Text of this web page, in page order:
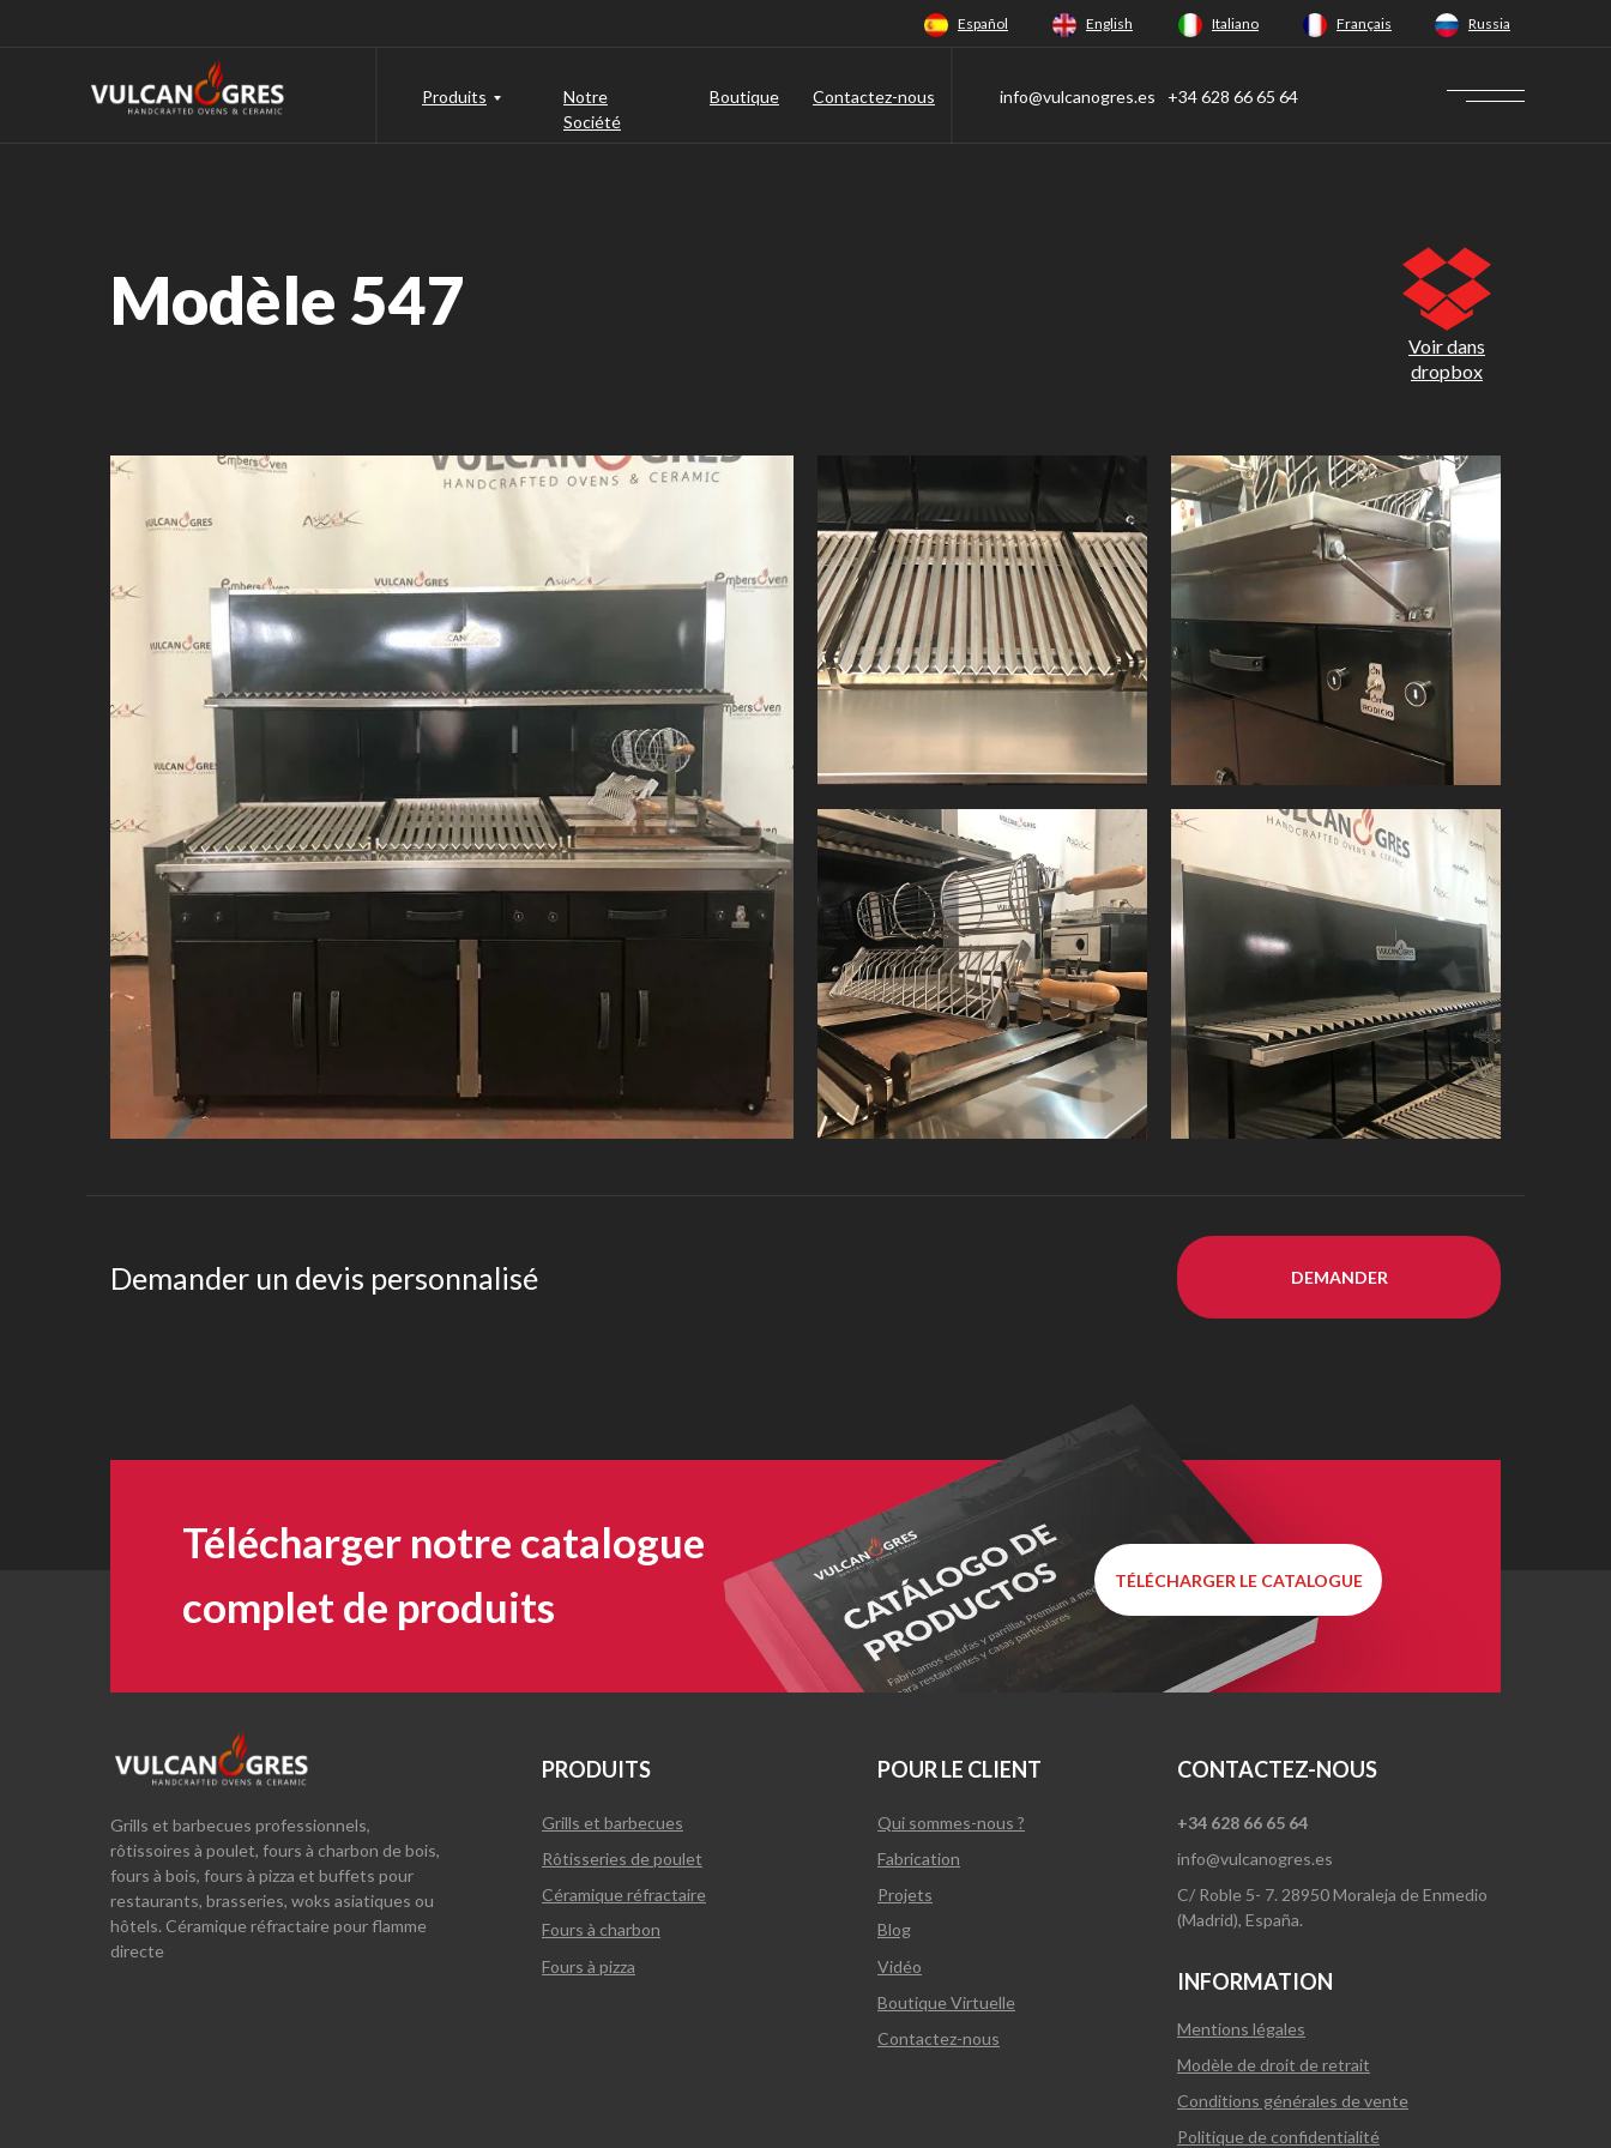
Español English Italiano Français Russia
Produits
Notre
Société
Boutique Contactez-nous info@vulcanogres.es +34 628 66 65 64
Modèle 547
Voir dans
dropbox
Demander un devis personnalisé DEMANDER
Télécharger notre catalogue
complet de produits
TÉLÉCHARGER LE CATALOGUE
Grills et barbecues professionnels,
rôtissoires à poulet, fours à charbon de bois,
fours à bois, fours à pizza et buffets pour
restaurants, brasseries, woks asiatiques ou
hôtels. Céramique réfractaire pour flamme
directe
Grills et barbecues
Rôtisseries de poulet
Céramique réfractaire
Fours à charbon
PRODUITS
Fours à pizza
Politique de confidentialité
Qui sommes-nous ?
Fabrication
Projets
Blog
POUR LE CLIENT
Vidéo
+34 628 66 65 64
info@vulcanogres.es
C/ Roble 5- 7. 28950 Moraleja de Enmedio
(Madrid), España.
CONTACTEZ-NOUS
Boutique Virtuelle
Mentions légales
Modèle de droit de retrait
Conditions générales de vente
INFORMATION
Contactez-nous